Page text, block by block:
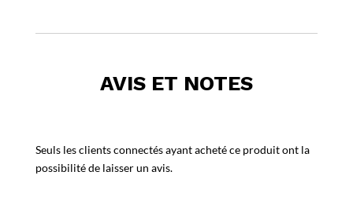
AVIS ET NOTES
Seuls les clients connectés ayant acheté ce produit ont la
possibilité de laisser un avis.